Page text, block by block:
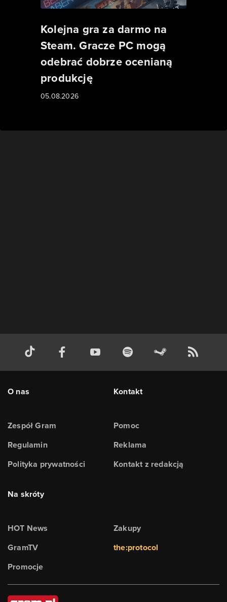
Kolejna gra za darmo na
Steam. Gracze PC mogą
odebrać dobrze ocenianą
produkcję
05.08.2026
O nas
Zespół Gram
Regulamin
Polityka prywatności
Kontakt
Pomoc
Reklama
Kontakt z redakcją
Na skróty
HOT News
GramTV
Promocje
Zakupy
the:protocol